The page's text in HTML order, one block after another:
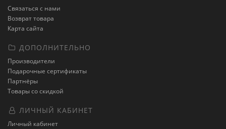
Связаться с нами
Возврат товара
Карта сайта
ДОПОЛНИТЕЛЬНО
Производители
Подарочные сертификаты
Партнёры
Товары со скидкой
ЛИЧНЫЙ КАБИНЕТ
Личный кабинет